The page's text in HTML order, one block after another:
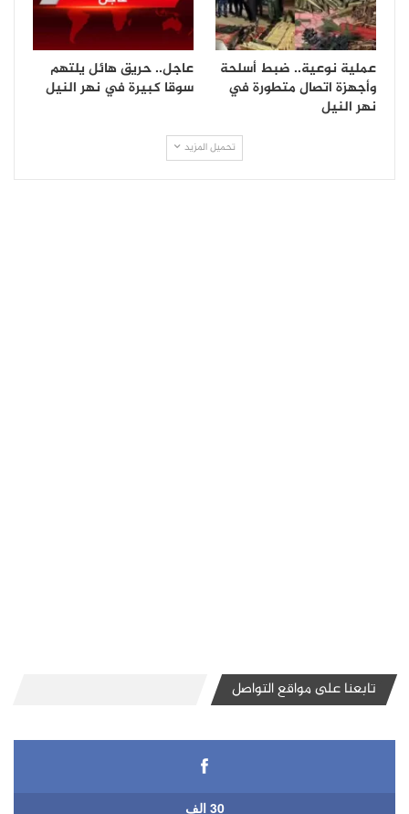
عملية نوعية.. ضبط أسلحة
وأجهزة اتصال متطورة في
نهر النيل
عاجل.. حريق هائل يلتهم
سوقا كبيرة في نهر النيل
تحميل المزيد
تابعنا على مواقع التواصل
30 الف